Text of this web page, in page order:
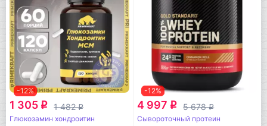
-12%
1 305 q 1 482q
Глюкозамин хондроитин
-12%
4 997 q 5 678q
Сывороточный протеин